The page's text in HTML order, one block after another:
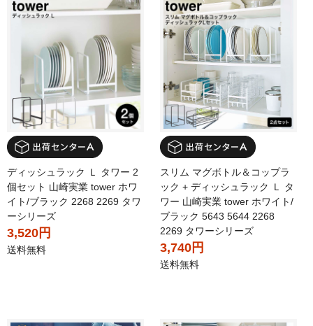
ディッシュラック Ｌ タワー 2
個セット 山崎実業 tower ホワ
イト/ブラック 2268 2269 タワ
ーシリーズ
3,520円
送料無料
スリム マグボトル＆コップラ
ック + ディッシュラック Ｌ タ
ワー 山崎実業 tower ホワイト/
ブラック 5643 5644 2268
2269 タワーシリーズ
3,740円
送料無料